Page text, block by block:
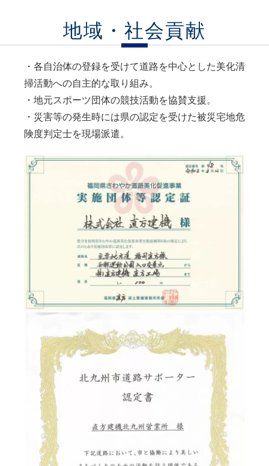
地域・社会貢献
・各自治体の登録を受けて道路を中心とした美化清
掃活動への自主的な取り組み。
・地元スポーツ団体の競技活動を協賛支援。
・災害等の発生時には県の認定を受けた被災宅地危
険度判定士を現場派遣。